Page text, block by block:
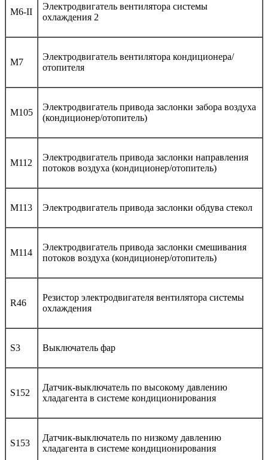
M6-II
Электродвигатель вентилятора системы
охлаждения 2
M7
Электродвигатель вентилятора кондиционера/
отопителя
M105
Электродвигатель привода заслонки забора воздуха
(кондиционер/отопитель)
M112
Электродвигатель привода заслонки направления
потоков воздуха (кондиционер/отопитель)
M113 Электродвигатель привода заслонки обдува стекол
M114
Электродвигатель привода заслонки смешивания
потоков воздуха (кондиционер/отопитель)
R46
Резистор электродвигателя вентилятора системы
охлаждения
S3 Выключатель фар
S152
Датчик-выключатель по высокому давлению
хладагента в системе кондиционирования
S153
Датчик-выключатель по низкому давлению
хладагента в системе кондиционирования